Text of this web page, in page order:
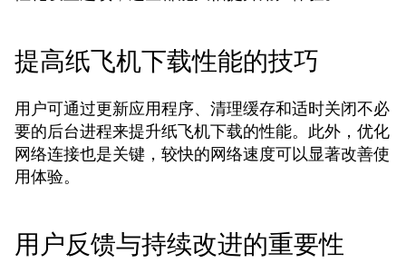
提高纸飞机下载性能的技巧
用户可通过更新应用程序、清理缓存和适时关闭不必
要的后台进程来提升纸飞机下载的性能。此外，优化
网络连接也是关键，较快的网络速度可以显著改善使
用体验。
用户反馈与持续改进的重要性